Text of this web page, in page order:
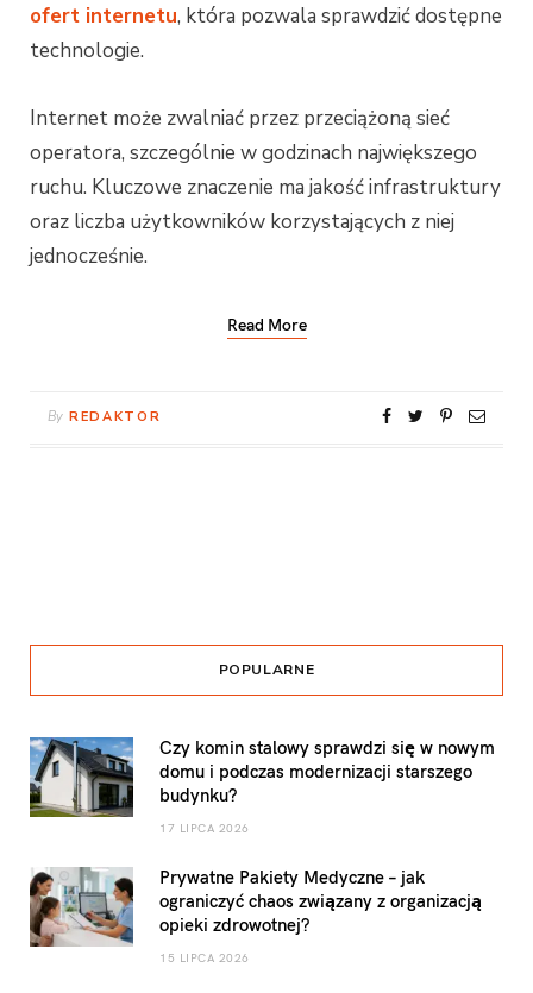
ofert internetu, która pozwala sprawdzić dostępne
technologie.
Internet może zwalniać przez przeciążoną sieć
operatora, szczególnie w godzinach największego
ruchu. Kluczowe znaczenie ma jakość infrastruktury
oraz liczba użytkowników korzystających z niej
jednocześnie.
Read More
By REDAKTOR
POPULARNE
Czy komin stalowy sprawdzi się w nowym
domu i podczas modernizacji starszego
budynku?
17 LIPCA 2026
Prywatne Pakiety Medyczne – jak
ograniczyć chaos związany z organizacją
opieki zdrowotnej?
15 LIPCA 2026